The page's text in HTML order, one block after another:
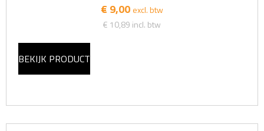
€ 9,00 excl. btw
€ 10,89 incl. btw
BEKIJK PRODUCT